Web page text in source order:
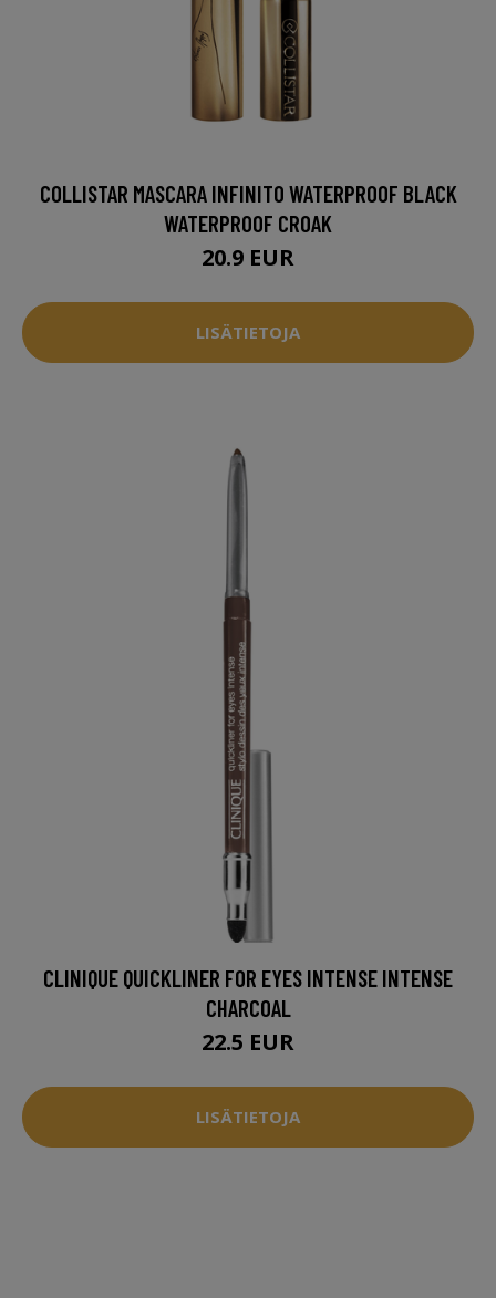
COLLISTAR MASCARA INFINITO WATERPROOF BLACK
WATERPROOF CROAK
20.9 EUR
LISÄTIETOJA
CLINIQUE QUICKLINER FOR EYES INTENSE INTENSE
CHARCOAL
22.5 EUR
LISÄTIETOJA